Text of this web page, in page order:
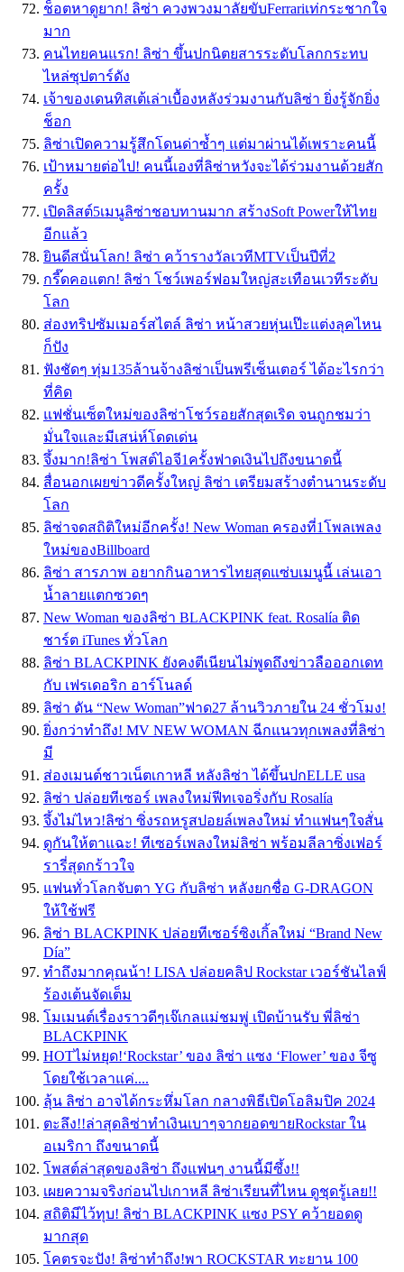
ช็อตหาดูยาก! ลิซ่า ควงพวงมาลัยขับFerrariเท่กระชากใจ
มาก
คนไทยคนแรก! ลิซ่า ขึ้นปกนิตยสารระดับโลกกระทบ
ไหล่ซุปตาร์ดัง
เจ้าของเดนทิสเต้เล่าเบื้องหลังร่วมงานกับลิซ่า ยิ่งรู้จักยิ่ง
ช็อก
ลิซ่าเปิดความรู้สึกโดนด่าซ้ำๆ แต่มาผ่านได้เพราะคนนี้
เป้าหมายต่อไป! คนนี้เองที่ลิซ่าหวังจะได้ร่วมงานด้วยสัก
ครั้ง
เปิดลิสต์5เมนูลิซ่าชอบทานมาก สร้างSoft Powerให้ไทย
อีกแล้ว
ยินดีสนั่นโลก! ลิซ่า คว้ารางวัลเวทีMTVเป็นปีที่2
กรี๊ดคอแตก! ลิซ่า โชว์เพอร์ฟอมใหญ่สะเทือนเวทีระดับ
โลก
ส่องทริปซัมเมอร์สไตล์ ลิซ่า หน้าสวยหุ่นเป๊ะแต่งลุคไหน
ก็ปัง
ฟังชัดๆ ทุ่ม135ล้านจ้างลิซ่าเป็นพรีเซ็นเตอร์ ได้อะไรกว่า
ที่คิด
แฟชั่นเซ็ตใหม่ของลิซ่าโชว์รอยสักสุดเริด จนถูกชมว่า
มั่นใจและมีเสน่ห์โดดเด่น
จึ้งมาก!ลิซ่า โพสต์ไอจี1ครั้งฟาดเงินไปถึงขนาดนี้
สื่อนอกเผยข่าวดีครั้งใหญ่ ลิซ่า เตรียมสร้างตำนานระดับ
โลก
ลิซ่าจดสถิติใหม่อีกครั้ง! New Woman ครองที่1โพลเพลง
ใหม่ของBillboard
ลิซ่า สารภาพ อยากกินอาหารไทยสุดแซ่บเมนูนี้ เล่นเอา
น้ำลายแตกซวดๆ
New Woman ของลิซ่า BLACKPINK feat. Rosalía ติด
ชาร์ต iTunes ทั่วโลก
ลิซ่า BLACKPINK ยังคงตีเนียนไม่พูดถึงข่าวลือออกเดท
กับ เฟรเดอริก อาร์โนลด์
ลิซ่า ดัน “New Woman”ฟาด27 ล้านวิวภายใน 24 ชั่วโมง!
ยิ่งกว่าทำถึง! MV NEW WOMAN ฉีกแนวทุกเพลงที่ลิซ่า
มี
ส่องเมนต์ชาวเน็ตเกาหลี หลังลิซ่า ได้ขึ้นปกELLE usa
ลิซ่า ปล่อยทีเซอร์ เพลงใหม่ฟีทเจอริ่งกับ Rosalía
จึ้งไม่ไหว!ลิซ่า ซิ่งรถหรูสปอยล์เพลงใหม่ ทำแฟนๆใจสั่น
ดูกันให้ตาแฉะ! ทีเซอร์เพลงใหม่ลิซ่า พร้อมลีลาซิ่งเฟอร์
รารี่สุดกร้าวใจ
แฟนทั่วโลกจับตา YG กับลิซ่า หลังยกชื่อ G-DRAGON
ให้ใช้ฟรี
ลิซ่า BLACKPINK ปล่อยทีเซอร์ซิงเกิ้ลใหม่ “Brand New
Día”
ทำถึงมากคุณน้า! LISA ปล่อยคลิป Rockstar เวอร์ชันไลฟ์
ร้องเต้นจัดเต็ม
โมเมนต์เรื่องราวดีๆเจ๊เกลแม่ชมพู่ เปิดบ้านรับ พี่ลิซ่า
BLACKPINK
HOTไม่หยุด!‘Rockstar’ ของ ลิซ่า แซง ‘Flower’ ของ จีซู
โดยใช้เวลาแค่....
ลุ้น ลิซ่า อาจได้กระหึ่มโลก กลางพิธีเปิดโอลิมปิค 2024
ตะลึง!!ล่าสุดลิซ่าทำเงินเบาๆจากยอดขายRockstar ใน
อเมริกา ถึงขนาดนี้
โพสต์ล่าสุดของลิซ่า ถึงแฟนๆ งานนี้มีซึ้ง!!
เผยความจริงก่อนไปเกาหลี ลิซ่าเรียนที่ไหน ดูชุดรู้เลย!!
สถิติมีไว้ทุบ! ลิซ่า BLACKPINK แซง PSY คว้ายอดดู
มากสุด
โคตรจะปัง! ลิซ่าทำถึง!พา ROCKSTAR ทะยาน 100